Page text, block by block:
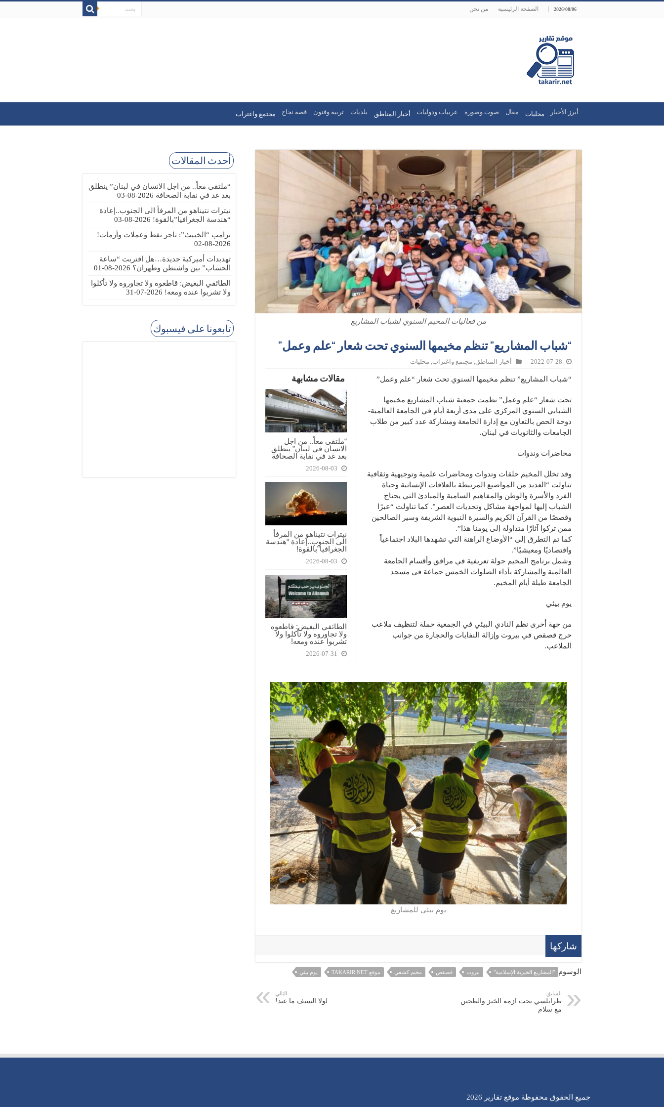
2026/08/06 الصفحة الرئيسية من نحن
أبرز الأخبار محليات مقال صوت وصورة عربيات ودوليات أخبار المناطق بلديات تربية وفنون قصة نجاح مجتمع واغتراب
من فعاليات المخيم السنوي لشباب المشاريع
“شباب المشاريع” تنظم مخيمها السنوي تحت شعار “علم وعمل”
2022-07-28 أخبار المناطق, مجتمع واغتراب, محليات
مقالات مشابهة
“ملتقى معاً.. من اجل
الانسان في لبنان” ينطلق
بعد غد في نقابة الصحافة
2026-08-03
نيترات نتيناهو من المرفأ
الى الجنوب..إعادة “هندسة
الجغرافيا”بالقوة!
2026-08-03
الطائفي البغيض: قاطعوه
ولا تجاوروه ولا تأكلوا ولا
تشربوا عنده ومعه!
2026-07-31
“شباب المشاريع” تنظم مخيمها السنوي تحت شعار “علم وعمل”
تحت شعار “علم وعمل” نظمت جمعية شباب المشاريع مخيمها
الشبابي السنوي المركزي على مدى أربعة أيام في الجامعة العالمية-
دوحة الحص بالتعاون مع إدارة الجامعة ومشاركة عدد كبير من طلاب
الجامعات والثانويات في لبنان.
محاضرات وندوات
وقد تخلل المخيم حلقات وندوات ومحاضرات علمية وتوجيهية وثقافية
تناولت “العديد من المواضيع المرتبطة بالعلاقات الإنسانية وحياة
الفرد والأسرة والوطن والمفاهيم السامية والمبادئ التي يحتاج
الشباب إليها لمواجهة مشاكل وتحديات العصر”. كما تناولت “عبرًا
وقصصًا من القرآن الكريم والسيرة النبوية الشريفة وسير الصالحين
ممن تركوا آثارًا متداولة إلى يومنا هذا”.
كما تم التطرق إلى “الأوضاع الراهنة التي تشهدها البلاد اجتماعياً
واقتصاديًا ومعيشيًا”.
وشمل برنامج المخيم جولة تعريفية في مرافق وأقسام الجامعة
العالمية والمشاركة بأداء الصلوات الخمس جماعة في مسجد
الجامعة طيلة أيام المخيم.
يوم بيئي
من جهة أخرى نظم النادي البيئي في الجمعية حملة لتنظيف ملاعب
حرج قصقص في بيروت وإزالة النفايات والحجارة من جوانب
الملاعب.
يوم بيئي للمشاريع
شاركها
الوسوم "المشاريع الخيرية الإسلامية" بيروت قصقص مخيم كشفي موقع TAKARIR.NET يوم بيئي
السابق
طرابلسي بحث ازمة الخبز والطحين
مع سلام
التالي
لولا السيف ما عبد!
أحدث المقالات
“ملتقى معاً.. من اجل الانسان في لبنان” ينطلق
بعد غد في نقابة الصحافة 2026-08-03
نيترات نتيناهو من المرفأ الى الجنوب..إعادة
“هندسة الجغرافيا”بالقوة! 2026-08-03
ترامب “الخبيث”: تاجر نفط وعملات وأزمات!
2026-08-02
تهديدات أميركية جديدة…هل اقتربت “ساعة
الحساب” بين واشنطن وطهران؟ 2026-08-01
الطائفي البغيض: قاطعوه ولا تجاوروه ولا تأكلوا
ولا تشربوا عنده ومعه! 2026-07-31
تابعونا على فيسبوك
جميع الحقوق محفوظة موقع تقارير 2026